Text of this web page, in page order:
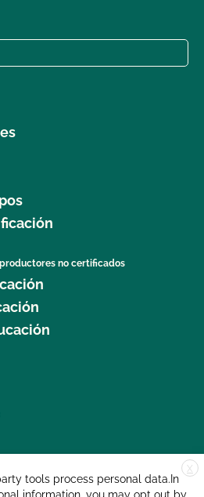
no certificados
X
tools process personal data.In